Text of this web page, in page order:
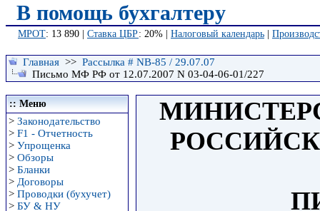
В помощь бухгалтеру
МРОТ: 13 890 | Ставка ЦБР: 20% | Налоговый календарь
Главная >> Рассылка # NB-85 / 29.07.07
Письмо МФ РФ от 12.07.2007 N 03-04-06-01/227
:: Меню
> Законодательство
> F1 - Отчетность
> Упрощенка
> Обзоры
> Бланки
> Договоры
> Проводки (бухучет)
> БУ & НУ